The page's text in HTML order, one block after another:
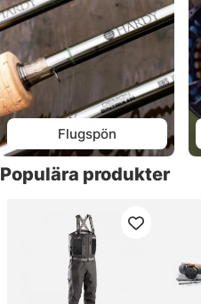
Flugspön
Populära produkter